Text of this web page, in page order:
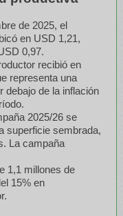
de 2025, el
en USD 1,21,
0,97.
recibió en
representa una
debajo de la inflación
2025/26 se
superficie sembrada,
La campaña
1,1 millones de
15% en